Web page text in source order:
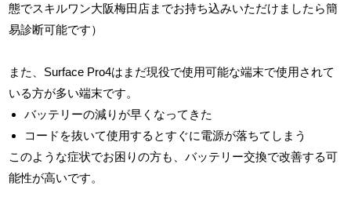
態でスキルワン大阪梅田店までお持ち込みいただけましたら簡
易診断可能です）
また、Surface Pro4はまだ現役で使用可能な端末で使用されて
いる方が多い端末です。
バッテリーの減りが早くなってきた
コードを抜いて使用するとすぐに電源が落ちてしまう
このような症状でお困りの方も、バッテリー交換で改善する可
能性が高いです。